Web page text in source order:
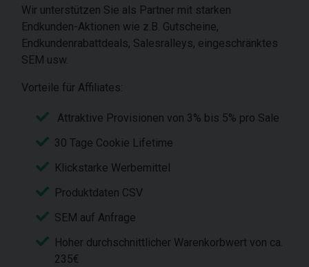
Wir unterstützen Sie als Partner mit starken
Endkunden-Aktionen wie z.B. Gutscheine,
Endkundenrabattdeals, Salesralleys, eingeschränktes
SEM usw.
Vorteile für Affiliates:
Attraktive Provisionen von 3% bis 5% pro Sale
30 Tage Cookie Lifetime
Klickstarke Werbemittel
Produktdaten CSV
SEM auf Anfrage
Hoher durchschnittlicher Warenkorbwert von ca.
235€